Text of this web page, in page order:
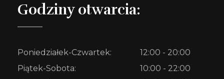
Godziny otwarcia:
Poniedziałek-Czwartek:
12:00 - 20:00
Piątek-Sobota:
10:00 - 22:00